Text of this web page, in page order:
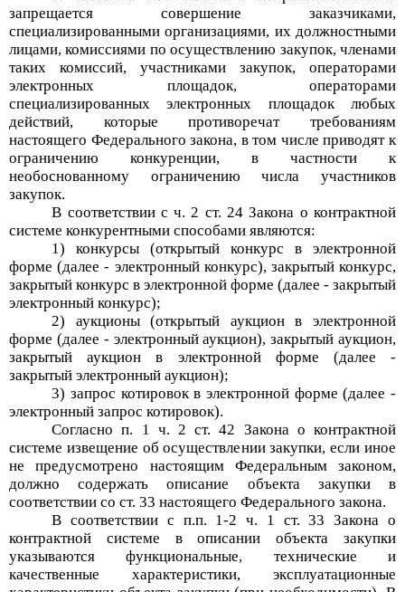
запрещается совершение заказчиками,
специализированными организациями, их должностными
лицами, комиссиями по осуществлению закупок, членами
таких комиссий, участниками закупок, операторами
электронных площадок, операторами
специализированных электронных площадок любых
действий, которые противоречат требованиям
настоящего Федерального закона, в том числе приводят к
ограничению конкуренции, в частности к
необоснованному ограничению числа участников
закупок.
В соответствии с ч. 2 ст. 24 Закона о контрактной
системе конкурентными способами являются:
1) конкурсы (открытый конкурс в электронной
форме (далее - электронный конкурс), закрытый конкурс,
закрытый конкурс в электронной форме (далее - закрытый
электронный конкурс);
2) аукционы (открытый аукцион в электронной
форме (далее - электронный аукцион), закрытый аукцион,
закрытый аукцион в электронной форме (далее -
закрытый электронный аукцион);
3) запрос котировок в электронной форме (далее -
электронный запрос котировок).
Согласно п. 1 ч. 2 ст. 42 Закона о контрактной
системе извещение об осуществлении закупки, если иное
не предусмотрено настоящим Федеральным законом,
должно содержать описание объекта закупки в
соответствии со ст. 33 настоящего Федерального закона.
В соответствии с п.п. 1-2 ч. 1 ст. 33 Закона о
контрактной системе в описании объекта закупки
указываются функциональные, технические и
качественные характеристики, эксплуатационные